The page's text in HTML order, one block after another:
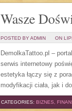
Wasze
POSTED BY ADMIN ON
DemolkaTattoo.pl –
serwis internetowy
estetyka łączy się z
modyfikacji ciała, jak i
CATEGORIES: BIZNES,